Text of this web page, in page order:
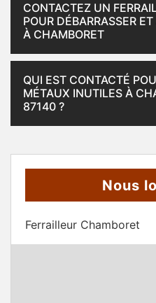
CONTACTEZ UN
POUR DÉBARRASSER
À CHAMBORET
QUI EST CONTACTÉ
MÉTAUX INUTILES À
87140 ?
Nous
Ferrailleur Chamboret